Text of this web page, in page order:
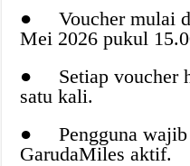
● Voucher mulai
Mei 2026 pukul
● Setiap voucher
satu kali.
● Pengguna wajib
GarudaMiles aktif.